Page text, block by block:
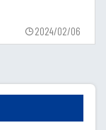
2024/02/06